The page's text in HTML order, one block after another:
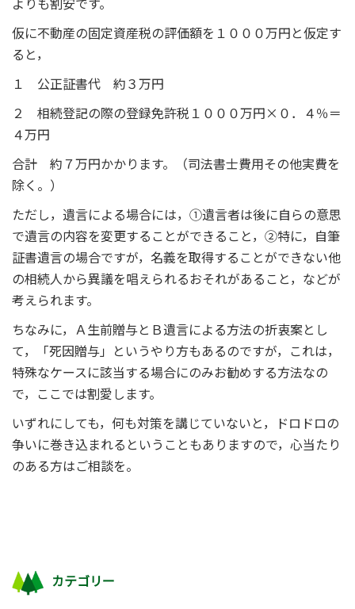
仮に不動産の固定資産税の評価額を１０００万円と仮定す
ると，
１ 公正証書代 約３万円
２ 相続登記の際の登録免許税１０００万円×０．４％＝
４万円
合計 約７万円かかります。（司法書士費用その他実費を
除く。）
ただし，遺言による場合には，①遺言者は後に自らの意思
で遺言の内容を変更することができること，②特に，自筆
証書遺言の場合ですが，名義を取得することができない他
の相続人から異議を唱えられるおそれがあること，などが
考えられます。
ちなみに，Ａ生前贈与とＢ遺言による方法の折衷案とし
て，「死因贈与」というやり方もあるのですが，これは，
特殊なケースに該当する場合にのみお勧めする方法なの
で，ここでは割愛します。
いずれにしても，何も対策を講じていないと，ドロドロの
争いに巻き込まれるということもありますので，心当たり
のある方はご相談を。
カテゴリー